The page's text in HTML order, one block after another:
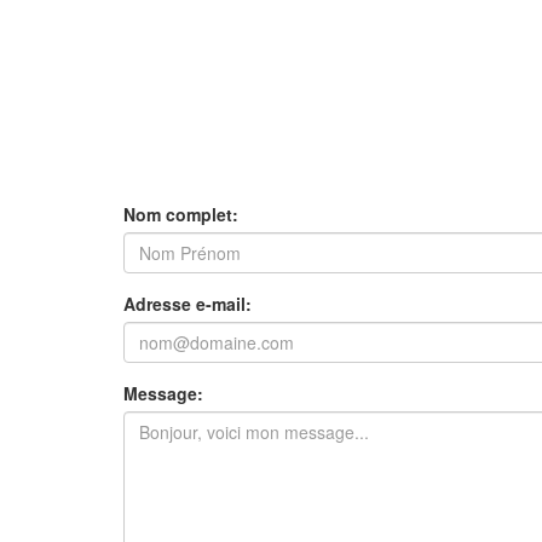
Nom complet:
Adresse e-mail:
Message: